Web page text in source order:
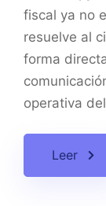
fiscal ya no
resuelve al
forma
operativa
Leer